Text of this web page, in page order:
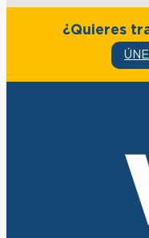
¿Quieres